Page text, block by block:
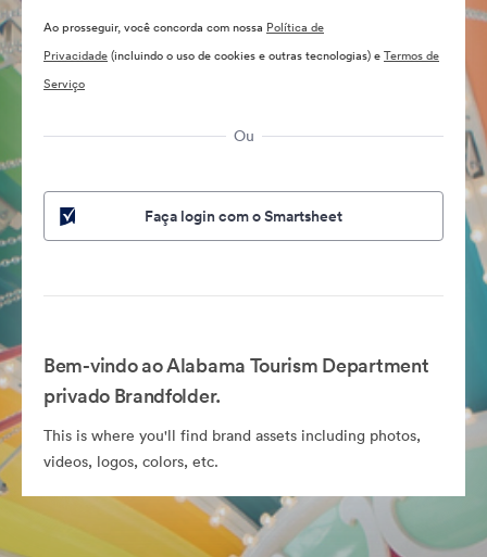
Ao prosseguir, você concorda com nossa Política de
Privacidade(incluindo o uso de cookies e outras tecnologias) eTermos de
Serviço
Ou
Faça login com o Smartsheet
Bem-vindo ao Alabama Tourism Department
privado Brandfolder.
This is where you'll find brand assets including photos,
videos, logos, colors, etc.